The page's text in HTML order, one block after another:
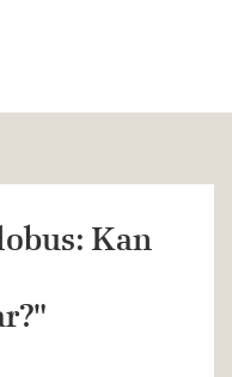
Kan